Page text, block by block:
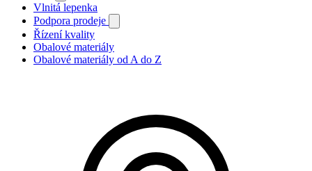
Vlnitá lepenka
Podpora prodeje
Řízení kvality
Obalové materiály
Obalové materiály od A do Z